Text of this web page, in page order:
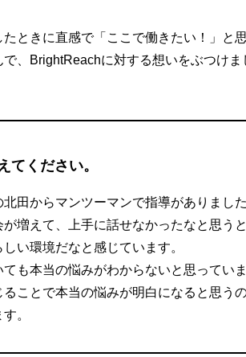
ときに直感で「ここで働きたい！」と
、BrightReachに対する想いをぶつけ
てください。
田からマンツーマンで指導がありました
増えて、上手に話せなかったなと思う
い環境だなと感じています。
も本当の悩みがわからないと思っていま
ことで本当の悩みが明白になると思う
。